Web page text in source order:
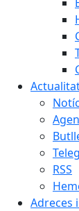
RSS
Adreces